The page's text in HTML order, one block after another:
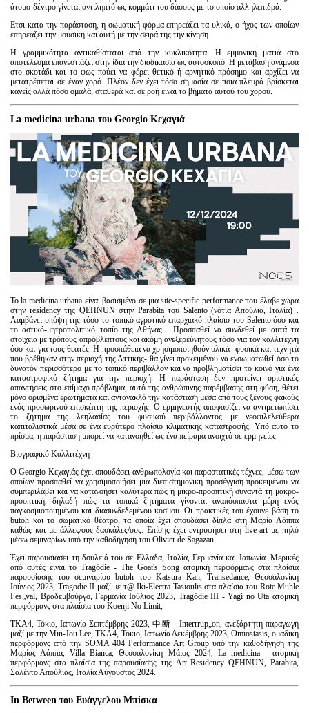
άτομο-δέντρο γίνεται αντιληπτό ως κομμάτι του δάσους με το οποίο αλληλεπιδρά.
Ετσι κατα την παράσταση, η σωματική φόρμα επηρεάζει τα υλικά, ο ήχος των οποίων
επηρεάζει την μουσική και αυτή με την σειρά της την κίνηση.
Η γραμμικότητα αντικαθίσταται από την κυκλικότητα. Η εμμονική ματιά στο
αποτέλεσμα επανεστιάζει στην ίδια την διαδικασία ως αυτοσκοπό. Η μετάβαση ανάμεσα
στο σκοτάδι και το φως παύει να φέρει θετικό ή αρνητικό πρόσημο και αρχίζει να
μετατρέπεται σε έναν χορό. Πλέον δεν έχει τόσο σημασία σε ποια πλευρά βρίσκεται
κανείς αλλά πόσο ομαλά, σταθερά και σε ροή είναι τα βήματα αυτού του χορού.
La medicina urbana του Georgio Κεχαγιά
Το la medicina urbana είναι βασισμένο σε μια site-specific performance που έλαβε χώρα
στην residency της QEHNUN στην Parabita του Salento (νότια Απούλια, Ιταλία) .
Λαμβάνει υπόψη της τόσο το τοπικό αγροτικό-επαρχιακό πλαίσιο του Salento όσο και
το αστικό-μητροπολιτικό τοπίο της Αθήνας . Προσπαθεί να συνδεθεί με αυτά τα
στοιχεία με τρόπους απρόβλεπτους και ακόμη ανεξερεύνητους τόσο για τον καλλιτέχνη
όσο και για τους θεατές. Η προσπάθεια να χρησιμοποιηθούν υλικά -φυσικά και τεχνητά
που βρέθηκαν στην περιοχή της Αττικής- θα γίνει προκειμένου να ενσωματωθεί όσο το
δυνατόν περισσότερο με το τοπικό περιβάλλον και να προβληματίσει το κοινό για ένα
καταστροφικό ζήτημα για την περιοχή. Η παράσταση δεν προτείνει οριστικές
απαντήσεις στο επίμαχο πρόβλημα, αυτό της ανθρώπινης παρέμβασης στη φύση, θέτει
μόνο ορισμένα ερωτήματα και αντανακλά την κατάσταση μέσα από τους ξένους φακούς
ενός προσωρινού επισκέπτη της περιοχής. Ο ερμηνευτής αποφασίζει να αντιμετωπίσει
το ζήτημα της λεηλασίας του φυσικού περιβάλλοντος με νεοφιλελεύθερα
καπιταλιστικά μέσα σε ένα ευρύτερο πλαίσιο κλιματικής καταστροφής. Υπό αυτό το
πρίσμα, η παράσταση μπορεί να κατανοηθεί ως ένα πείραμα ανοιχτό σε ερμηνείες.
Βιογραφικό Καλλιτέχνη
Ο Georgio Κεχαγιάς έχει σπουδάσει ανθρωπολογία και παραστατικές τέχνες, μέσω των
οποίων προσπαθεί να χρησιμοποιήσει μια διεπιστημονική προσέγγιση προκειμένου να
συμπεριλάβει και να κατανοήσει καλύτερα πώς η μικρο-προοπτική συναντά τη μακρο-
προοπτική, δηλαδή πώς τα τοπικά ζητήματα γίνονται αναπόσπαστα μέρη ενός
παγκοσμιοποιημένου και διασυνδεδεμένου κόσμου. Οι πρακτικές του έχουνε βάση το
butoh και το σωματικό θέατρο, τα οποία έχει σπουδάσει δίπλα στη Μαρία Λάππα
καθώς και με άλλες/ους δασκάλες/ους. Επίσης έχει εντρυφήσει στη live art με πηλό
μέσω σεμιναρίων υπό την καθοδήγηση του Olivier de Sagazan.
Έχει παρουσιάσει τη δουλειά του σε Ελλάδα, Ιταλία, Γερμανία και Ιαπωνία. Μερικές
από αυτές είναι το Tragödie - The Goat's Song ατομική περφόρμανς στα πλαίσια
παρουσίασης του σεμιναρίου butoh του Katsura Kan, Transedance, Θεσσαλονίκη
Ιούνιος 2023, Tragödie II μαζί με τ@ Iki-Electra Tasioulis στα πλαίσια του Rote Mühle
Fes„val, Βραδεμβούργο, Γερμανία Ιούλιος 2023, Tragödie III - Yagi no Uta ατομική
περφόρμανς στα πλαίσια του Koenji No Limit,
TKA4, Τόκιο, Ιαπωνία Σεπτέμβρης 2023, 中断 - Interrrup„on, ανεξάρτητη παραγωγή
μαζί με την Min-Jou Lee, TKA4, Τόκιο, Ιαπωνία Δεκέμβρης 2023, Omiostasis, ομαδική
περφόρμανς από την SOMA 404 Performance Art Group υπό την καθοδήγηση της
Μαρίας Λάππα, Villa Bianca, Θεσσαλονίκη Μάιος 2024, La medicina - ατομική
περφόρμανς στα πλαίσια της παρουσίασης της Art Residency QEHNUN, Parabita,
Σαλέντο Απούλιας, Ιταλία Αύγουστος 2024.
In Between του Ευάγγελου Μπίσκα